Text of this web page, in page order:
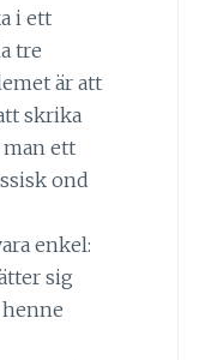
i ett
tre
är att
skrika
ett
ond
enkel:
sig